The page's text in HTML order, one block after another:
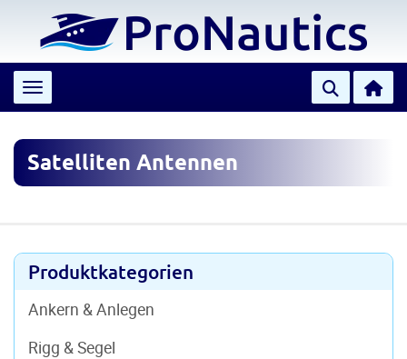
Toggle navigation
Satelliten Antennen
Produktkategorien
Ankern & Anlegen
Rigg & Segel